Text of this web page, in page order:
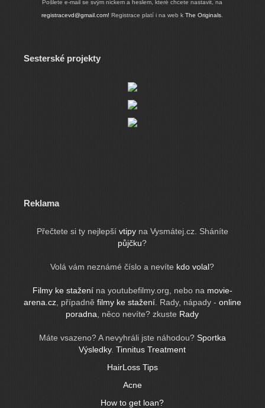
Pošlete e-mail se svým nickem a heslem, které chcete nastavit, na
registracevd@gmail.com! Registrace platí i na web kThe Originals
Sesterské projekty
Reklama
Přečtete si ty nejlepší vtipy na Vysmátej.cz. Sháníte
půjčku?
Volá vám neznámé číslo a nevíte kdo volal?
Filmy ke stažení na youtubefilmy.org, nebo na movie-
arena.cz , případně filmy ke stažení . Rady, nápady - online
poradna , něco nevíte? zkuste Rady
Máte vsazeno? A nevyhráli jste náhodou? Sportka
Výsledky.Tinnitus Treatment
HairLoss Tips
Acne
How to get loan?